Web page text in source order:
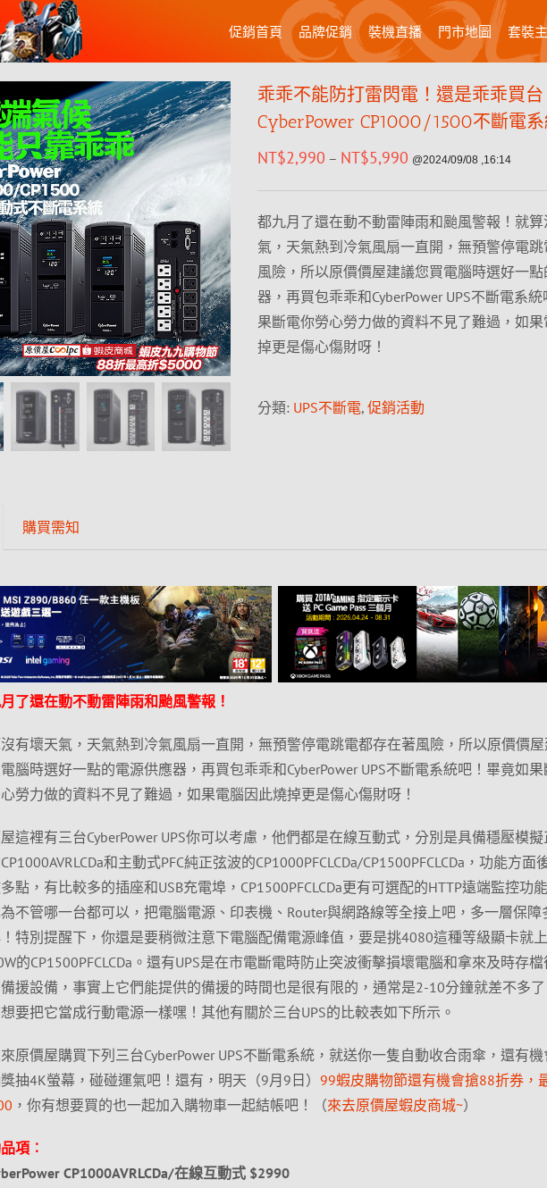
促銷首頁 品牌促銷 裝機直播 門市地圖 套裝
乖乖不能防打雷閃電！還是乖乖買台
CyberPower CP1000/1500不斷電
NT$2,990 – NT$5,990 @2024/09/08 ,16:14
都九月了還在動不動雷陣雨和颱風警報！就
氣，天氣熱到冷氣風扇一直開，無預警停電
風險，所以原價價屋建議您買電腦時選好一
器，再買包乖乖和CyberPower UPS不斷電系
果斷電你勞心勞力做的資料不見了難過，如
掉更是傷心傷財呀！
分類: UPS不斷電, 促銷活動
購買需知
了還在動不動雷陣雨和颱風警報！
有壞天氣，天氣熱到冷氣風扇一直開，無預警停電跳電都存在著風險，所以原價價
腦時選好一點的電源供應器，再買包乖乖和CyberPower UPS不斷電系統吧！畢竟如
勞力做的資料不見了難過，如果電腦因此燒掉更是傷心傷財呀！
這裡有三台CyberPower UPS你可以考慮，他們都是在線互動式，分別是具備穩壓模
和主動式PFC純正弦波的CP1000PFCLCDa/CP1500PFCLCDa，功能方面
點，有比較多的插座和USB充電埠，CP1500PFCLCDa更有可選配的HTTP遠端監控功
不管哪一台都可以，把電腦電源、印表機、Router與網路線等全接上吧，多一層保障
特別提醒下，你還是要稍微注意下電腦配備電源峰值，要是挑4080這種等級顯卡就上
的CP1500PFCLCDa。還有UPS是在市電斷電時防止突波衝擊損壞電腦和拿來及時存
援設備，事實上它們能提供的備援的時間也是很有限的，通常是2-10分鐘就差不多
要把它當成行動電源一樣嘿！其他有關於三台UPS的比較表如下所示。
原價屋購買下列三台CyberPower UPS不斷電系統，就送你一隻自動收合雨傘，還有
抽4K螢幕，碰碰運氣吧！還有，明天（9月9日） 99蝦皮購物節還有機會搶88折券，
，你有想要買的也一起加入購物車一起結帳吧！（來去原價屋蝦皮商城~）
項︰
CP1000AVRLCDa/在線互動式 $2990